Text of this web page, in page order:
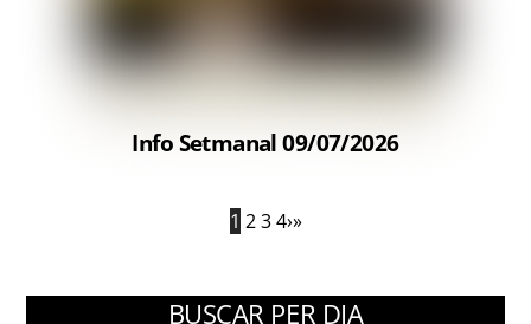
Info Setmanal 09/07/2026
1 2 3 4›»
BUSCAR PER DIA